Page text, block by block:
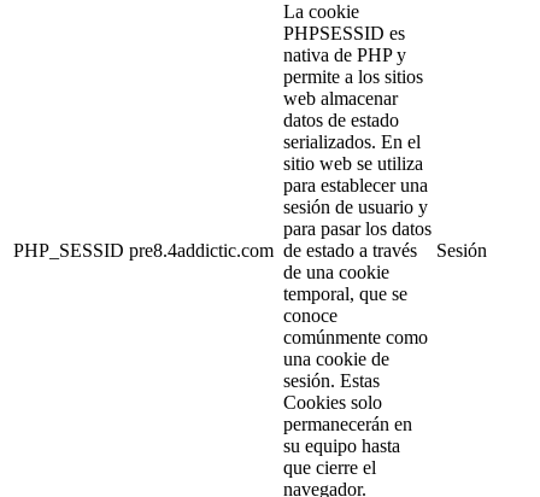
PHP_SESSID pre8.4addictic.com
La cookie
PHPSESSID es
nativa de PHP y
permite a los sitios
web almacenar
datos de estado
serializados. En el
sitio web se utiliza
para establecer una
sesión de usuario y
para pasar los datos
de estado a través
de una cookie
temporal, que se
conoce
comúnmente como
una cookie de
sesión. Estas
Cookies solo
permanecerán en
su equipo hasta
que cierre el
navegador.
Sesión